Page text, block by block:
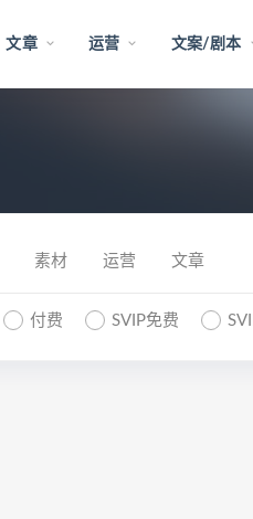
文章 运营 文案/剧本
素材 运营 文章
付费 SVIP免费